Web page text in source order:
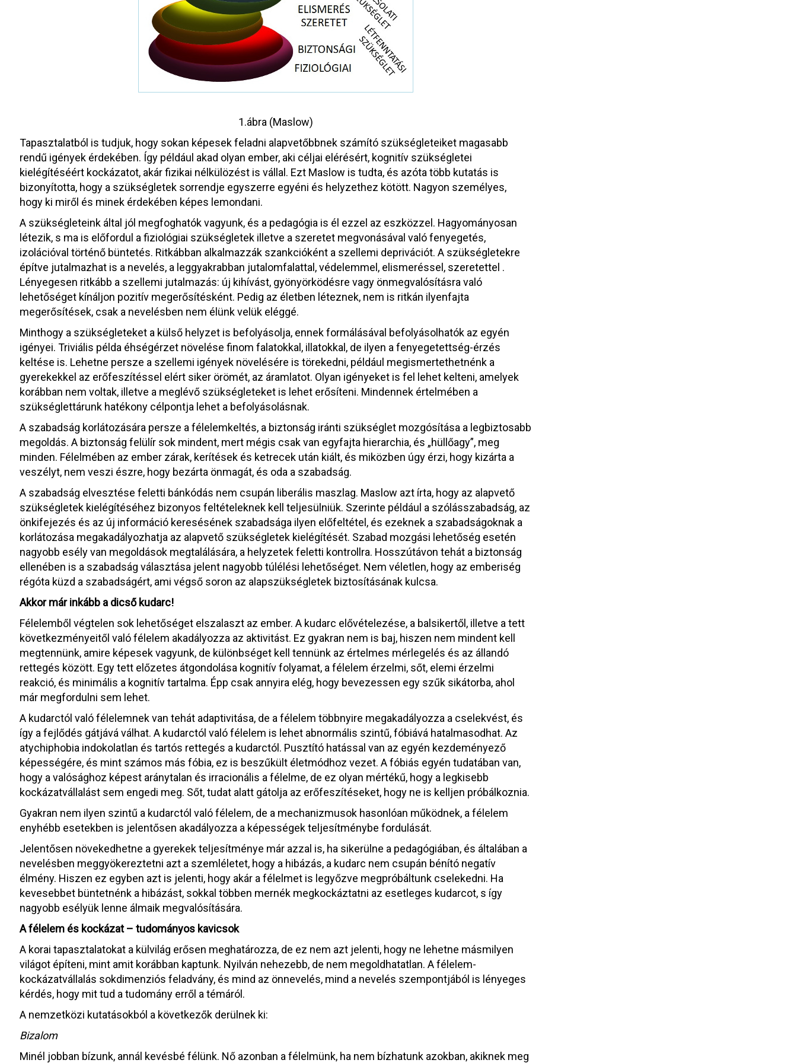
1.ábra (Maslow)
Tapasztalatból is tudjuk, hogy sokan képesek feladni alapvetőbbnek számító szükségleteiket magasabb
rendű igények érdekében. Így például akad olyan ember, aki céljai elérésért, kognitív szükségletei
kielégítéséért kockázatot, akár fizikai nélkülözést is vállal. Ezt Maslow is tudta, és azóta több kutatás is
bizonyította, hogy a szükségletek sorrendje egyszerre egyéni és helyzethez kötött. Nagyon személyes,
hogy ki miről és minek érdekében képes lemondani.
A szükségleteink által jól megfoghatók vagyunk, és a pedagógia is él ezzel az eszközzel. Hagyományosan
létezik, s ma is előfordul a fiziológiai szükségletek illetve a szeretet megvonásával való fenyegetés,
izolációval történő büntetés. Ritkábban alkalmazzák szankcióként a szellemi deprivációt. A szükségletekre
építve jutalmazhat is a nevelés, a leggyakrabban jutalomfalattal, védelemmel, elismeréssel, szeretettel .
Lényegesen ritkább a szellemi jutalmazás: új kihívást, gyönyörködésre vagy önmegvalósításra való
lehetőséget kínáljon pozitív megerősítésként. Pedig az életben léteznek, nem is ritkán ilyenfajta
megerősítések, csak a nevelésben nem élünk velük eléggé.
Minthogy a szükségleteket a külső helyzet is befolyásolja, ennek formálásával befolyásolhatók az egyén
igényei. Triviális példa éhségérzet növelése finom falatokkal, illatokkal, de ilyen a fenyegetettség-érzés
keltése is. Lehetne persze a szellemi igények növelésére is törekedni, például megismertethetnénk a
gyerekekkel az erőfeszítéssel elért siker örömét, az áramlatot. Olyan igényeket is fel lehet kelteni, amelyek
korábban nem voltak, illetve a meglévő szükségleteket is lehet erősíteni. Mindennek értelmében a
szükséglettárunk hatékony célpontja lehet a befolyásolásnak.
A szabadság korlátozására persze a félelemkeltés, a biztonság iránti szükséglet mozgósítása a legbiztosabb
megoldás. A biztonság felülír sok mindent, mert mégis csak van egyfajta hierarchia, és „hüllőagy”, meg
minden. Félelmében az ember zárak, kerítések és ketrecek után kiált, és miközben úgy érzi, hogy kizárta a
veszélyt, nem veszi észre, hogy bezárta önmagát, és oda a szabadság.
A szabadság elvesztése feletti bánkódás nem csupán liberális maszlag. Maslow azt írta, hogy az alapvető
szükségletek kielégítéséhez bizonyos feltételeknek kell teljesülniük. Szerinte például a szólásszabadság, az
önkifejezés és az új információ keresésének szabadsága ilyen előfeltétel, és ezeknek a szabadságoknak a
korlátozása megakadályozhatja az alapvető szükségletek kielégítését. Szabad mozgási lehetőség esetén
nagyobb esély van megoldások megtalálására, a helyzetek feletti kontrollra. Hosszútávon tehát a biztonság
ellenében is a szabadság választása jelent nagyobb túlélési lehetőséget. Nem véletlen, hogy az emberiség
régóta küzd a szabadságért, ami végső soron az alapszükségletek biztosításának kulcsa.
Akkor már inkább a dicső kudarc!
Félelemből végtelen sok lehetőséget elszalaszt az ember. A kudarc elővételezése, a balsikertől, illetve a tett
következményeitől való félelem akadályozza az aktivitást. Ez gyakran nem is baj, hiszen nem mindent kell
megtennünk, amire képesek vagyunk, de különbséget kell tennünk az értelmes mérlegelés és az állandó
rettegés között. Egy tett előzetes átgondolása kognitív folyamat, a félelem érzelmi, sőt, elemi érzelmi
reakció, és minimális a kognitív tartalma. Épp csak annyira elég, hogy bevezessen egy szűk sikátorba, ahol
már megfordulni sem lehet.
A kudarctól való félelemnek van tehát adaptivitása, de a félelem többnyire megakadályozza a cselekvést, és
így a fejlődés gátjává válhat. A kudarctól való félelem is lehet abnormális szintű, fóbiává hatalmasodhat. Az
atychiphobia indokolatlan és tartós rettegés a kudarctól. Pusztító hatással van az egyén kezdeményező
képességére, és mint számos más fóbia, ez is beszűkült életmódhoz vezet. A fóbiás egyén tudatában van,
hogy a valósághoz képest aránytalan és irracionális a félelme, de ez olyan mértékű, hogy a legkisebb
kockázatvállalást sem engedi meg. Sőt, tudat alatt gátolja az erőfeszítéseket, hogy ne is kelljen próbálkoznia.
Gyakran nem ilyen szintű a kudarctól való félelem, de a mechanizmusok hasonlóan működnek, a félelem
enyhébb esetekben is jelentősen akadályozza a képességek teljesítménybe fordulását.
Jelentősen növekedhetne a gyerekek teljesítménye már azzal is, ha sikerülne a pedagógiában, és általában a
nevelésben meggyökereztetni azt a szemléletet, hogy a hibázás, a kudarc nem csupán bénító negatív
élmény. Hiszen ez egyben azt is jelenti, hogy akár a félelmet is legyőzve megpróbáltunk cselekedni. Ha
kevesebbet büntetnénk a hibázást, sokkal többen mernék megkockáztatni az esetleges kudarcot, s így
nagyobb esélyük lenne álmaik megvalósítására.
A félelem és kockázat – tudományos kavicsok
A korai tapasztalatokat a külvilág erősen meghatározza, de ez nem azt jelenti, hogy ne lehetne másmilyen
világot építeni, mint amit korábban kaptunk. Nyilván nehezebb, de nem megoldhatatlan. A félelem-
kockázatvállalás sokdimenziós feladvány, és mind az önnevelés, mind a nevelés szempontjából is lényeges
kérdés, hogy mit tud a tudomány erről a témáról.
A nemzetközi kutatásokból a következők derülnek ki:
Bizalom
Minél jobban bízunk, annál kevésbé félünk. Nő azonban a félelmünk, ha nem bízhatunk azokban, akiknek meg